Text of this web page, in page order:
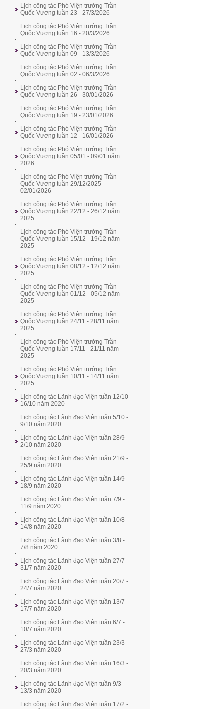
Lịch công tác Phó Viện trưởng Trần
Quốc Vương tuần 23 - 27/3/2026
Lịch công tác Phó Viện trưởng Trần
Quốc Vương tuần 16 - 20/3/2026
Lịch công tác Phó Viện trưởng Trần
Quốc Vương tuần 09 - 13/3/2026
Lịch công tác Phó Viện trưởng Trần
Quốc Vương tuần 02 - 06/3/2026
Lịch công tác Phó Viện trưởng Trần
Quốc Vương tuần 26 - 30/01/2026
Lịch công tác Phó Viện trưởng Trần
Quốc Vương tuần 19 - 23/01/2026
Lịch công tác Phó Viện trưởng Trần
Quốc Vương tuần 12 - 16/01/2026
Lịch công tác Phó Viện trưởng Trần
Quốc Vương tuần 05/01 - 09/01 năm
2026
Lịch công tác Phó Viện trưởng Trần
Quốc Vương tuần 29/12/2025 -
02/01/2026
Lịch công tác Phó Viện trưởng Trần
Quốc Vương tuần 22/12 - 26/12 năm
2025
Lịch công tác Phó Viện trưởng Trần
Quốc Vương tuần 15/12 - 19/12 năm
2025
Lịch công tác Phó Viện trưởng Trần
Quốc Vương tuần 08/12 - 12/12 năm
2025
Lịch công tác Phó Viện trưởng Trần
Quốc Vương tuần 01/12 - 05/12 năm
2025
Lịch công tác Phó Viện trưởng Trần
Quốc Vương tuần 24/11 - 28/11 năm
2025
Lịch công tác Phó Viện trưởng Trần
Quốc Vương tuần 17/11 - 21/11 năm
2025
Lịch công tác Phó Viện trưởng Trần
Quốc Vương tuần 10/11 - 14/11 năm
2025
Lịch công tác Lãnh đạo Viện tuần 12/10 -
16/10 năm 2020
Lịch công tác Lãnh đạo Viện tuần 5/10 -
9/10 năm 2020
Lịch công tác Lãnh đạo Viện tuần 28/9 -
2/10 năm 2020
Lịch công tác Lãnh đạo Viện tuần 21/9 -
25/9 năm 2020
Lịch công tác Lãnh đạo Viện tuần 14/9 -
18/9 năm 2020
Lịch công tác Lãnh đạo Viện tuần 7/9 -
11/9 năm 2020
Lịch công tác Lãnh đạo Viện tuần 10/8 -
14/8 năm 2020
Lịch công tác Lãnh đạo Viện tuần 3/8 -
7/8 năm 2020
Lịch công tác Lãnh đạo Viện tuần 27/7 -
31/7 năm 2020
Lịch công tác Lãnh đạo Viện tuần 20/7 -
24/7 năm 2020
Lịch công tác Lãnh đạo Viện tuần 13/7 -
17/7 năm 2020
Lịch công tác Lãnh đạo Viện tuần 6/7 -
10/7 năm 2020
Lịch công tác Lãnh đạo Viện tuần 23/3 -
27/3 năm 2020
Lịch công tác Lãnh đạo Viện tuần 16/3 -
20/3 năm 2020
Lịch công tác Lãnh đạo Viện tuần 9/3 -
13/3 năm 2020
Lịch công tác Lãnh đạo Viện tuần 17/2 -